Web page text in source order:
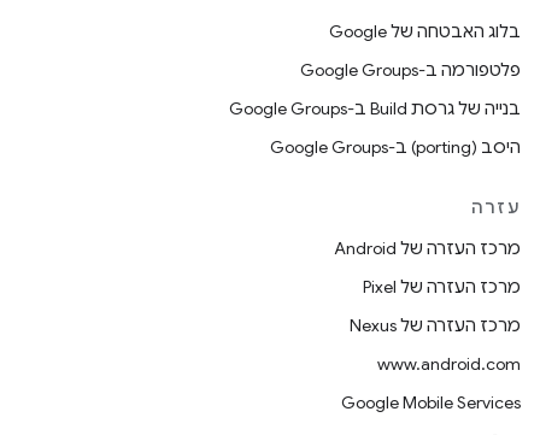
בלוג האבטחה של Google
פלטפורמה ב-Google Groups
בנייה של גרסת Build ב-Google Groups
היסב (porting) ב-Google Groups
עזרה
מרכז העזרה של Android
מרכז העזרה של Pixel
מרכז העזרה של Nexus
www.android.com
Google Mobile Services